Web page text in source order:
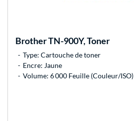
BrotherTN-900Y, Toner
Type: Cartouche de toner
Encre: Jaune
Volume: 6 000 Feuille (Couleur/ISO)